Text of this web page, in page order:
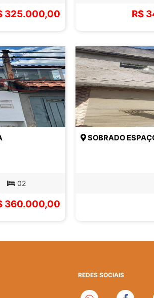
325.000,00 R$
02
360.000,00
SOBRADO
REDES SOCIAIS